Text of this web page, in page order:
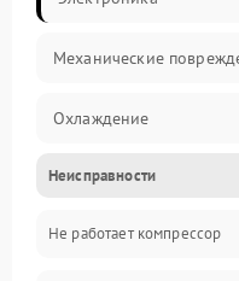
Механические
Охлаждение
Механика
Электропитание
Неисправности
Не работает компрессор